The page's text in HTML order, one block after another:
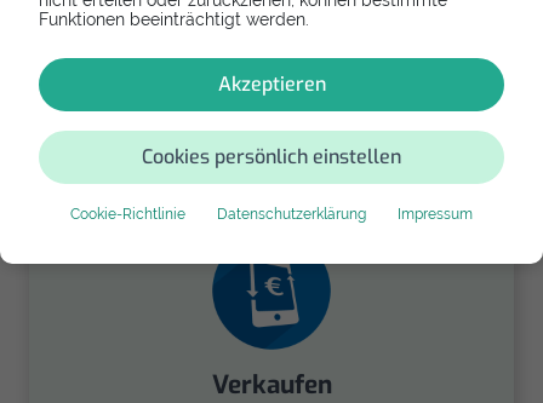
Funktionen beeinträchtigt werden.
Akzeptieren
Cookies persönlich einstellen
Cookie-Richtlinie Datenschutzerklärung Impressum
Spenden
Spende Dein Gerät über
handysfuerdieumwelt.de
für einen guten Zweck.
Verkaufen